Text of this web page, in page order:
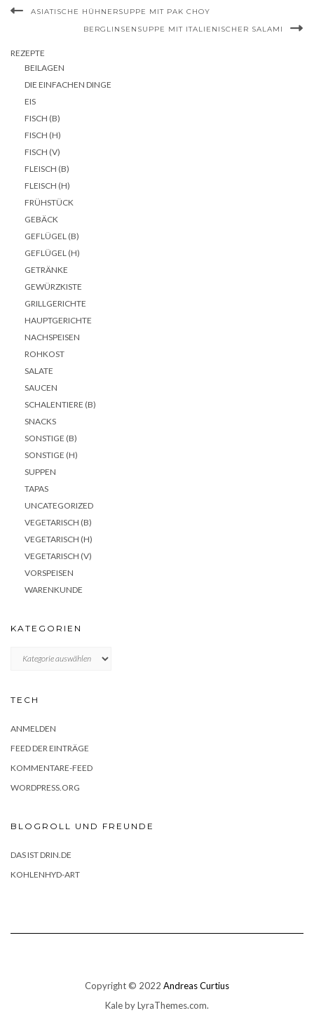
ASIATISCHE HÜHNERSUPPE MIT PAK CHOY
BERGLINSENSUPPE MIT ITALIENISCHER SALAMI
REZEPTE
BEILAGEN
DIE EINFACHEN DINGE
EIS
FISCH (B)
FISCH (H)
FISCH (V)
FLEISCH (B)
FLEISCH (H)
FRÜHSTÜCK
GEBÄCK
GEFLÜGEL (B)
GEFLÜGEL (H)
GETRÄNKE
GEWÜRZKISTE
GRILLGERICHTE
HAUPTGERICHTE
NACHSPEISEN
ROHKOST
SALATE
SAUCEN
SCHALENTIERE (B)
SNACKS
SONSTIGE (B)
SONSTIGE (H)
SUPPEN
TAPAS
UNCATEGORIZED
VEGETARISCH (B)
VEGETARISCH (H)
VEGETARISCH (V)
VORSPEISEN
WARENKUNDE
KATEGORIEN
TECH
ANMELDEN
FEED DER EINTRÄGE
KOMMENTARE-FEED
WORDPRESS.ORG
BLOGROLL UND FREUNDE
DAS IST DRIN.DE
KOHLENHYD-ART
Copyright © 2022 Andreas Curtius
Kaleby LyraThemes.com.